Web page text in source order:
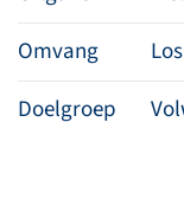
Omvang
Doelgroep